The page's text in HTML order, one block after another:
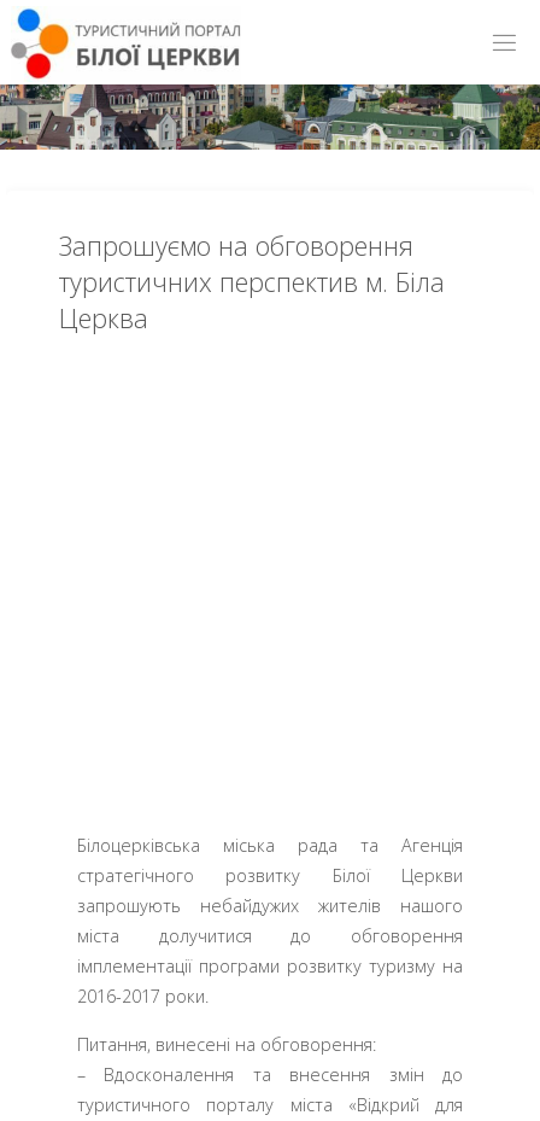
Запрошуємо на обговорення
туристичних перспектив м. Біла
Церква
Білоцерківська міська рада та Агенція
стратегічного розвитку Білої Церкви
запрошують небайдужих жителів нашого
міста долучитися до обговорення
імплементації програми розвитку туризму на
2016-2017 роки.
Питання, винесені на обговорення:
– Вдосконалення та внесення змін до
туристичного порталу міста «Відкрий для